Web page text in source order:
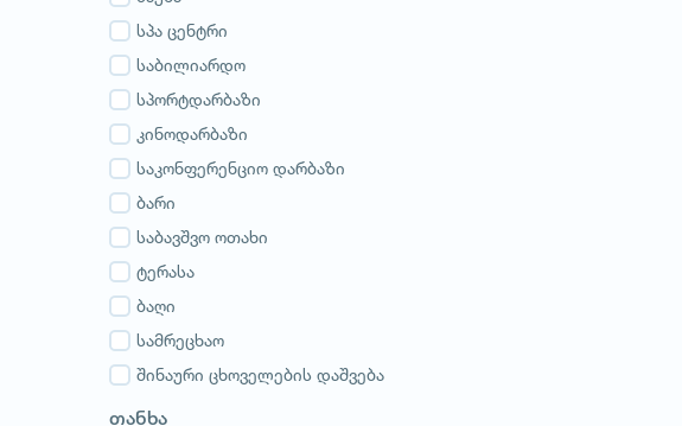
აჭარა
სპა ცენტრი
საბილიარდო
სპორტდარბაზი
კინოდარბაზი
საკონფერენციო დარბაზი
ბარი
საბავშვო ოთახი
ტერასა
ბაღი
სამრეცხაო
შინაური ცხოველების დაშვება
თანხა